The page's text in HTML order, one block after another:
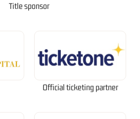
Title sponsor
Official ticketing partner